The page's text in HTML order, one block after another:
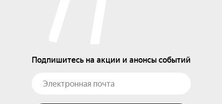
Подпишитесь на акции и анонсы событий